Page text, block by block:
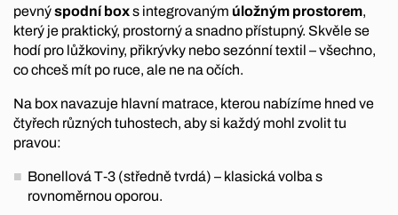
pevnýspodní boxs integrovaným úložným prostorem,
který je praktický, prostorný a snadno přístupný. Skvěle se
hodí pro lůžkoviny, přikrývky nebo sezónní textil – všechno,
co chceš mít po ruce, ale ne na očích.
Na box navazuje hlavní matrace, kterou nabízíme hned ve
čtyřech různých tuhostech, aby si každý mohl zvolit tu
pravou:
Bonellová T‑3 (středně tvrdá) – klasická volba s
rovnoměrnou oporou.